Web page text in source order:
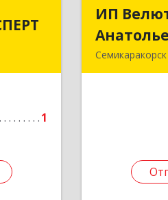
1
ИП
Семикаракорск
ИП